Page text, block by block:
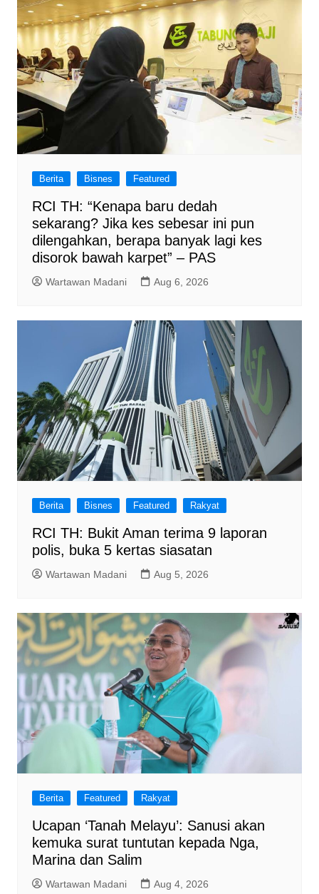
Berita Bisnes Featured
RCI TH: “Kenapa baru dedah
sekarang? Jika kes sebesar ini pun
dilengahkan, berapa banyak lagi kes
disorok bawah karpet” – PAS
Wartawan Madani Aug 6, 2026
Berita Bisnes Featured Rakyat
RCI TH: Bukit Aman terima 9 laporan
polis, buka 5 kertas siasatan
Wartawan Madani Aug 5, 2026
Berita Featured Rakyat
Ucapan ‘Tanah Melayu’: Sanusi akan
kemuka surat tuntutan kepada Nga,
Marina dan Salim
Wartawan Madani Aug 4, 2026